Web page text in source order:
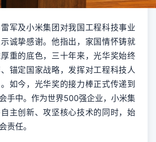
及小米集团对我国工程科技事业
诚挚感谢。他指出，家国情怀铸就
重的底色，三十年来，光华奖始终
锚定国家战略，发挥对工程科技人
如今，光华奖的接力棒正式传递到
手中。作为世界500强企业，小米集
主创新、攻坚核心技术的同时，始
责任。